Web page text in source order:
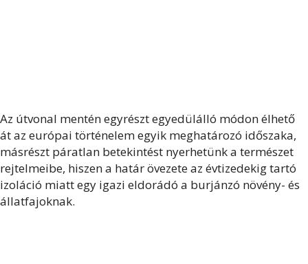
Az útvonal mentén egyrészt egyedülálló módon élhető
át az európai történelem egyik meghatározó időszaka,
másrészt páratlan betekintést nyerhetünk a természet
rejtelmeibe, hiszen a határ övezete az évtizedekig tartó
izoláció miatt egy igazi eldorádó a burjánzó növény- és
állatfajoknak.